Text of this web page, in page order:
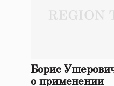
Борис
о применении